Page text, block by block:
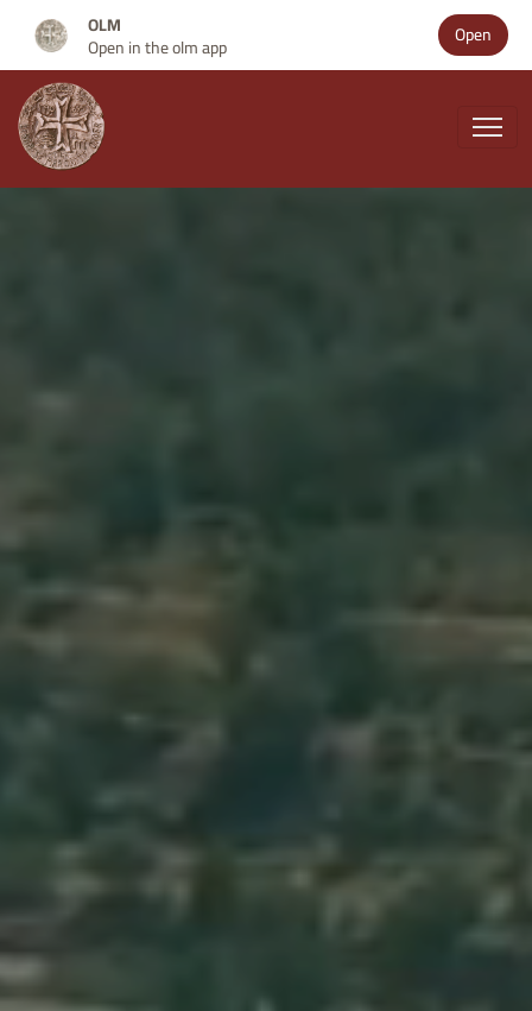
Open
OLM
Open in the olm app